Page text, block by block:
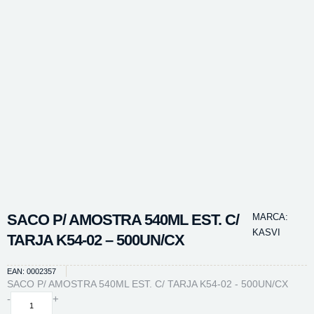
SACO P/ AMOSTRA 540ML EST. C/
TARJA K54-02 – 500UN/CX
MARCA:
KASVI
EAN: 0002357
SACO P/ AMOSTRA 540ML EST. C/ TARJA K54-02 - 500UN/CX
-
SACO
+